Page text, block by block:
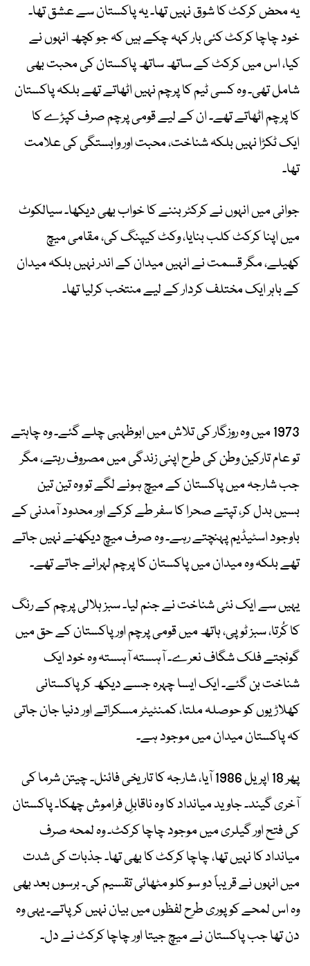
یہ محض کرکٹ کا شوق نہیں تھا۔ یہ پاکستان سے عشق تھا۔
خود چاچا کرکٹ کئی بار کہہ چکے ہیں کہ جو کچھ انہوں نے
کیا، اس میں کرکٹ کے ساتھ ساتھ پاکستان کی محبت بھی
شامل تھی۔ وہ کسی ٹیم کا پرچم نہیں اٹھاتے تھے بلکہ پاکستان
کا پرچم اٹھاتے تھے۔ ان کے لیے قومی پرچم صرف کپڑے کا
ایک ٹکڑا نہیں بلکہ شناخت، محبت اور وابستگی کی علامت
تھا۔
جوانی میں انہوں نے کرکٹر بننے کا خواب بھی دیکھا۔ سیالکوٹ
میں اپنا کرکٹ کلب بنایا، وکٹ کیپنگ کی، مقامی میچ
کھیلے، مگر قسمت نے انہیں میدان کے اندر نہیں بلکہ میدان
کے باہر ایک مختلف کردار کے لیے منتخب کرلیا تھا۔
1973 میں وہ روزگار کی تلاش میں ابوظہبی چلے گئے۔ وہ چاہتے
تو عام تارکین وطن کی طرح اپنی زندگی میں مصروف رہتے، مگر
جب شارجہ میں پاکستان کے میچ ہونے لگے تو وہ تین تین
بسیں بدل کر، تپتے صحرا کا سفر طے کرکے اور محدود آمدنی کے
باوجود اسٹیڈیم پہنچتے رہے۔ وہ صرف میچ دیکھنے نہیں جاتے
تھے بلکہ وہ میدان میں پاکستان کا پرچم لہرانے جاتے تھے۔
یہیں سے ایک نئی شناخت نے جنم لیا۔ سبز ہلالی پرچم کے رنگ
کا کُرتا، سبز ٹوپی، ہاتھ میں قومی پرچم اور پاکستان کے حق میں
گونجتے فلک شگاف نعرے۔ آہستہ آہستہ وہ خود ایک
شناخت بن گئے۔ ایک ایسا چہرہ جسے دیکھ کر پاکستانی
کھلاڑیوں کو حوصلہ ملتا، کمنٹیٹر مسکراتے اور دنیا جان جاتی
کہ پاکستان میدان میں موجود ہے۔
پھر 18 اپریل 1986 آیا، شارجہ کا تاریخی فائنل۔ چیتن شرما کی
آخری گیند۔ جاوید میانداد کا وہ ناقابلِ فراموش چھکا۔ پاکستان
کی فتح اور گیلری میں موجود چاچا کرکٹ۔ وہ لمحہ صرف
میانداد کا نہیں تھا، چاچا کرکٹ کا بھی تھا۔ جذبات کی شدت
میں انہوں نے قریباً دو سو کلو مٹھائی تقسیم کی۔ برسوں بعد بھی
وہ اس لمحے کو پوری طرح لفظوں میں بیان نہیں کر پاتے۔ یہی وہ
دن تھا جب پاکستان نے میچ جیتا اور چاچا کرکٹ نے دل۔